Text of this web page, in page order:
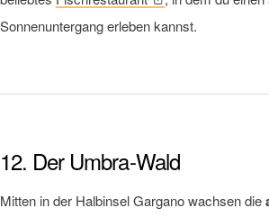
Sonnenuntergang erleben kannst.
12. Der Umbra-Wald
Mitten in der Halbinsel Gargano wachsen die